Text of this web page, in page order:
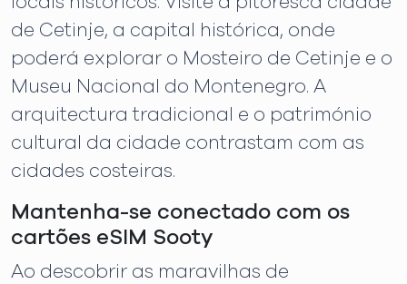
de Cetinje, a capital histórica, onde
poderá explorar o Mosteiro de Cetinje e o
Museu Nacional do Montenegro. A
arquitectura tradicional e o património
cultural da cidade contrastam com as
cidades costeiras.
Mantenha-se conectado com os
cartões eSIM Sooty
Ao descobrir as maravilhas de